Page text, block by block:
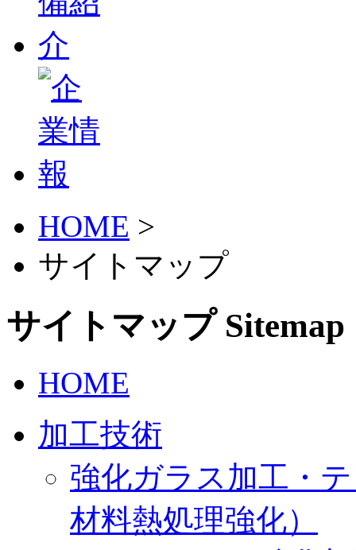
HOME >
サイトマップ
サイトマップ Sitemap
HOME
加工技術
強化ガラス加工・
材料熱処理強化）